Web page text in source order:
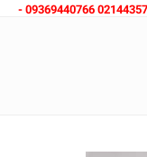
مشاوره و فروش: 02144453235 - 02144357822 09369440766 -